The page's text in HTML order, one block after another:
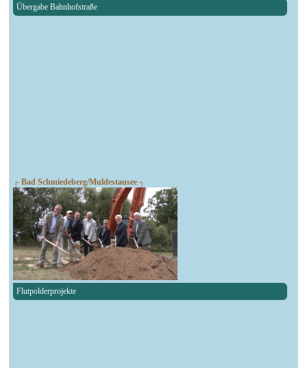
Übergabe Bahnhofstraße
┌ Bad Schmiedeberg/Muldestausee ┐
Flutpolderprojekte